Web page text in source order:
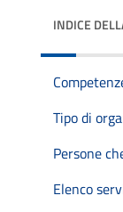
INDICE
Tipo di
Persone
Elenco